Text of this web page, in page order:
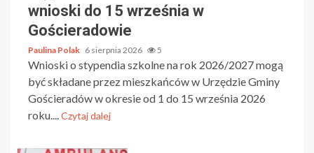
wnioski do 15 września w
Gościeradowie
Paulina Polak 6 sierpnia 2026 5
Wnioski o stypendia szkolne na rok 2026/2027 mogą
być składane przez mieszkańców w Urzędzie Gminy
Gościeradów w okresie od 1 do 15 września 2026
roku....Czytaj dalej